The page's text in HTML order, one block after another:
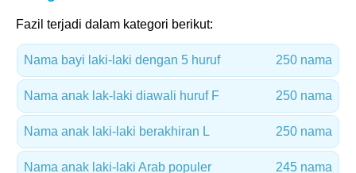
Fazil terjadi dalam kategori berikut:
Nama bayi laki-laki dengan 5 huruf 250 nama
Nama anak lak-laki diawali huruf F 250 nama
Nama anak laki-laki berakhiran L 250 nama
Nama anak laki-laki Arab populer 245 nama